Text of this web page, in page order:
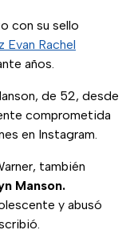
con su sello
Evan Rachel
años.
de 52, desde
comprometida
en Instagram.
también
Manson.
y abusó